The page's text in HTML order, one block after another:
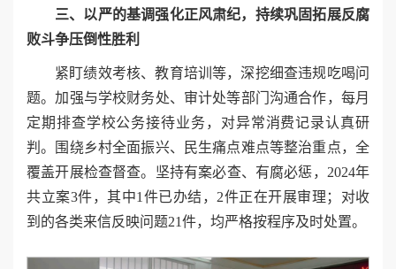
三、以严的基调强化正风肃纪，持续巩固拓展反腐
败斗争压倒性胜利
紧盯绩效考核、教育培训等，深挖细查违规吃喝问
题。加强与学校财务处、审计处等部门沟通合作，每月
定期排查学校公务接待业务，对异常消费记录认真研
判。围绕乡村全面振兴、民生痛点难点等整治重点，全
覆盖开展检查督查。坚持有案必查、有腐必惩，2024年
共立案3件，其中1件已办结，2件正在开展审理；对收
到的各类来信反映问题21件，均严格按程序及时处置。